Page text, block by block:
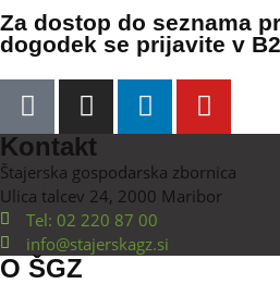
Za dostop do seznama
dogodek se prijavite v
Kontakt
Štajerska gospodarska zbornica
Ulica talcev 24, 2000 Maribor
Tel: 02 220 87 00
info@stajerskagz.si
O ŠGZ